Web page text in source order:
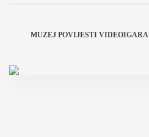
MUZEJ POVIJESTI VIDEOIGARA